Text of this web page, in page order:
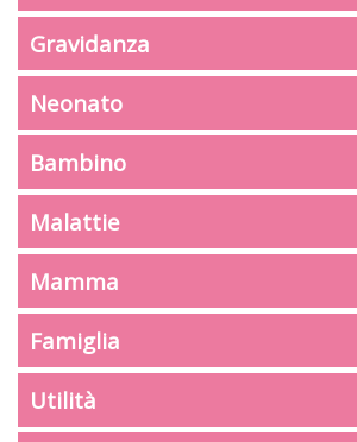
Gravidanza
Neonato
Bambino
Malattie
Mamma
Famiglia
Utilità